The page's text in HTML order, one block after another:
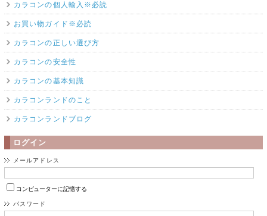
カラコンの個人輸入※必読
お買い物ガイド※必読
カラコンの正しい選び方
カラコンの安全性
カラコンの基本知識
カラコンランドのこと
カラコンランドブログ
ログイン
メールアドレス
コンピューターに記憶する
パスワード